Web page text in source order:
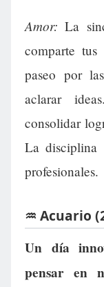
Amor: La
comparte
paseo por
aclarar
consolidar
La disciplina
profesionales.
♒ Acuario
Un día
pensar en